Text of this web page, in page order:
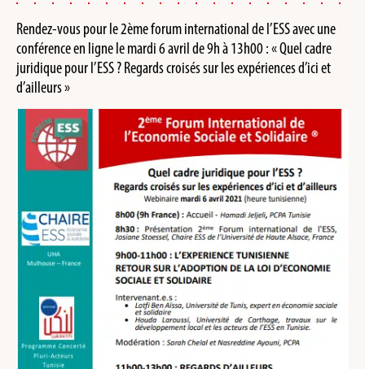
Rendez-vous pour le 2ème forum international de l’ESS avec une
conférence en ligne le mardi 6 avril de 9h à 13h00 : « Quel cadre
juridique pour l’ESS ? Regards croisés sur les expériences d’ici et
d’ailleurs »